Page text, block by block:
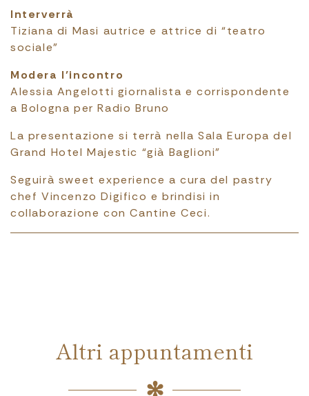
Interverrà
Tiziana di Masi autrice e attrice di “teatro
sociale”
Modera l’incontro
Alessia Angelotti giornalista e corrispondente
a Bologna per Radio Bruno
La presentazione si terrà nella Sala Europa del
Grand Hotel Majestic “già Baglioni”
Seguirà sweet experience a cura del pastry
chef Vincenzo Digifico e brindisi in
collaborazione con Cantine Ceci.
Altri appuntamenti